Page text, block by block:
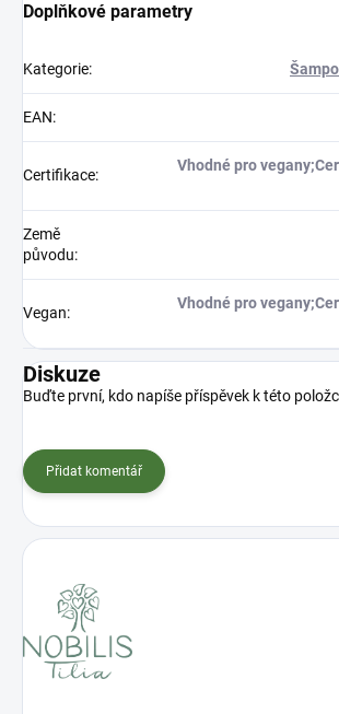
Doplňkové parametry
Kategorie:
EAN:
Certifikace:
Vhodné pro
Země
původu:
Vegan:
Vhodné pro
Diskuze
Buďte první, kdo napíše příspěvek k této
Přidat komentář